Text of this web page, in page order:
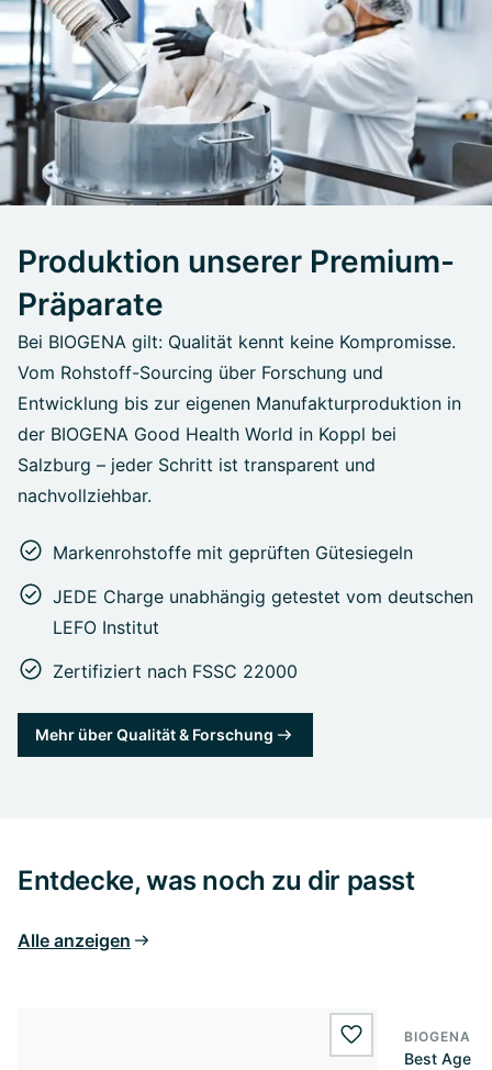
Produktion unserer Premium-
Präparate
Bei BIOGENA gilt: Qualität kennt keine Kompromisse.
Vom Rohstoff-Sourcing über Forschung und
Entwicklung bis zur eigenen Manufakturproduktion in
der BIOGENA Good Health World in Koppl bei
Salzburg – jeder Schritt ist transparent und
nachvollziehbar.
Markenrohstoffe mit geprüften Gütesiegeln
JEDE Charge unabhängig getestet vom deutschen
LEFO Institut
Zertifiziert nach FSSC 22000
Mehr über Qualität & Forschung
Entdecke, was noch zu dir passt
Alle anzeigen
wishlist.add
BIOGENA
Best Age